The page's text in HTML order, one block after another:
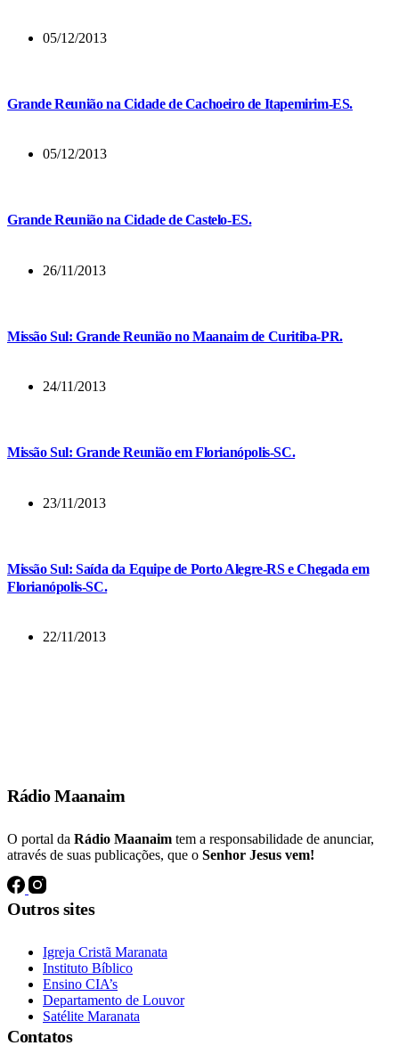
05/12/2013
Grande Reunião na Cidade de Cachoeiro de Itapemirim-ES.
05/12/2013
Grande Reunião na Cidade de Castelo-ES.
26/11/2013
Missão Sul: Grande Reunião no Maanaim de Curitiba-PR.
24/11/2013
Missão Sul: Grande Reunião em Florianópolis-SC.
23/11/2013
Missão Sul: Saída da Equipe de Porto Alegre-RS e Chegada em
Florianópolis-SC.
22/11/2013
Rádio Maanaim
O portal da Rádio Maanaim tem a responsabilidade de anunciar,
através de suas publicações, que o Senhor Jesus vem!
Outros sites
Igreja Cristã Maranata
Instituto Bíblico
Ensino CIA’s
Departamento de Louvor
Satélite Maranata
Contatos